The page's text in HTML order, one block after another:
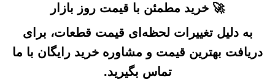
🚀 خرید مطمئن با قیمت روز بازار
به دلیل تغییرات لحظه‌ای قیمت قطعات، برای
دریافت بهترین قیمت و مشاوره خرید رایگان با ما
تماس بگیرید.